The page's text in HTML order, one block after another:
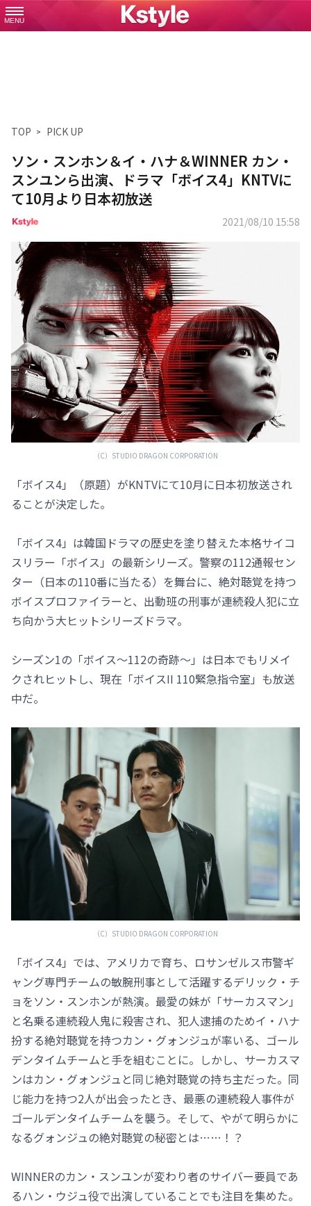
MENU
TOP PICK UP
ソン・スンホン＆イ・ハナ＆WINNER カン・
スンユンら出演、ドラマ「ボイス4」KNTVに
て10月より日本初放送
2021/08/10 15:58
（C）STUDIO DRAGON CORPORATION
「ボイス4」（原題）がKNTVにて10月に日本初放送され
ることが決定した。
「ボイス4」は韓国ドラマの歴史を塗り替えた本格サイコ
スリラー「ボイス」の最新シリーズ。警察の112通報セン
ター（日本の110番に当たる）を舞台に、絶対聴覚を持つ
ボイスプロファイラーと、出動班の刑事が連続殺人犯に立
ち向かう大ヒットシリーズドラマ。
シーズン1の「ボイス～112の奇跡～」は日本でもリメイ
クされヒットし、現在「ボイスII 110緊急指令室」も放送
中だ。
（C）STUDIO DRAGON CORPORATION
「ボイス4」では、アメリカで育ち、ロサンゼルス市警ギ
ャング専門チームの敏腕刑事として活躍するデリック・チ
ョをソン・スンホンが熱演。最愛の妹が「サーカスマン」
と名乗る連続殺人鬼に殺害され、犯人逮捕のためイ・ハナ
扮する絶対聴覚を持つカン・グォンジュが率いる、ゴール
デンタイムチームと手を組むことに。しかし、サーカスマ
ンはカン・グォンジュと同じ絶対聴覚の持ち主だった。同
じ能力を持つ2人が出会ったとき、最悪の連続殺人事件が
ゴールデンタイムチームを襲う。そして、やがて明らかに
なるグォンジュの絶対聴覚の秘密とは……！？
WINNERのカン・スンユンが変わり者のサイバー要員であ
るハン・ウジュ役で出演していることでも注目を集めた。